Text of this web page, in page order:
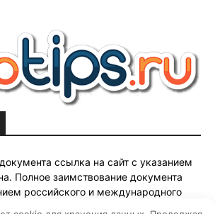
ссылка на сайт с указанием
Полное заимствование документа
российского и международного